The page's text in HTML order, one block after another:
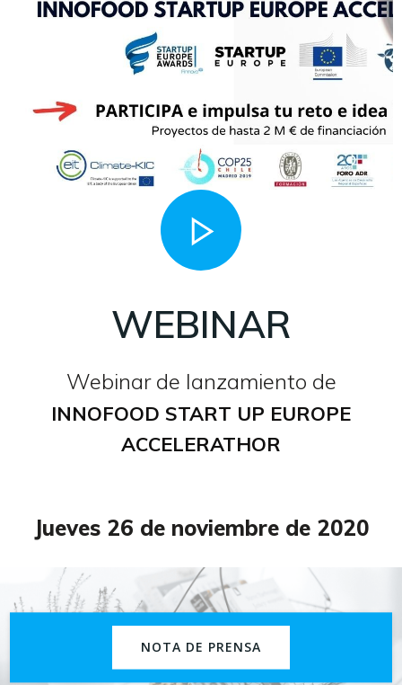
WEBINAR
Webinar de lanzamiento de
INNOFOOD START UP EUROPE
ACCELERATHOR
Jueves 26 de noviembre de 2020
NOTA DE PRENSA